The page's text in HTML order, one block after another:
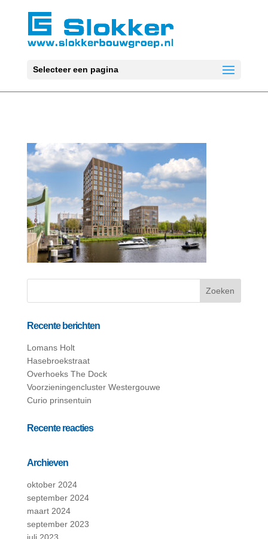
Selecteer een pagina
Recente berichten
Lomans Holt
Hasebroekstraat
Overhoeks The Dock
Voorzieningencluster Westergouwe
Curio prinsentuin
Recente reacties
Archieven
oktober 2024
september 2024
maart 2024
september 2023